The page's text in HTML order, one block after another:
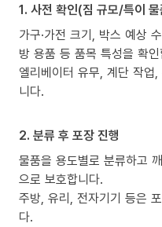
1. 사전 확인(짐 규모/특이
가구·가전 크기, 박스 예상
방 용품 등 품목 특성을 확인
엘리베이터 유무, 계단 작
니다.
2. 분류 후 포장 진행
물품을 용도별로 분류하고
으로 보호합니다.
주방, 유리, 전자기기 등은
다.